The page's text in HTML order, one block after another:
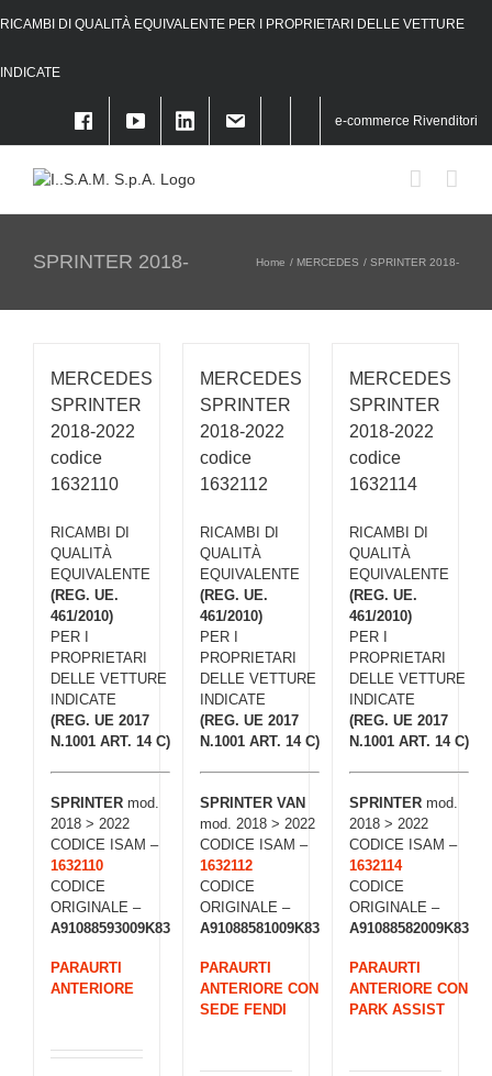
to
RICAMBI DI QUALITÀ EQUIVALENTE PER I PROPRIETARI DELLE VETTURE
INDICATE
e-commerce Rivenditori
SPRINTER 2018- Home MERCEDES SPRINTER 2018-
MERCEDES
SPRINTER
2018-2022
codice
1632110
RICAMBI DI
QUALITÀ
EQUIVALENTE
(REG. UE.
461/2010)
PER I
PROPRIETARI
DELLE VETTURE
INDICATE
(REG. UE 2017
N.1001 ART. 14 C)
SPRINTER mod.
2018 > 2022
CODICE ISAM –
1632110
CODICE
ORIGINALE –
A91088593009K83
PARAURTI
ANTERIORE
MERCEDES
SPRINTER
2018-2022
codice
1632112
RICAMBI DI
QUALITÀ
EQUIVALENTE
(REG. UE.
461/2010)
PER I
PROPRIETARI
DELLE VETTURE
INDICATE
(REG. UE 2017
N.1001 ART. 14 C)
SPRINTER VAN
mod. 2018 > 2022
CODICE ISAM –
1632112
CODICE
ORIGINALE –
A91088581009K83
PARAURTI
ANTERIORE CON
SEDE FENDI
MERCEDES
SPRINTER
2018-2022
codice
1632114
RICAMBI DI
QUALITÀ
EQUIVALENTE
(REG. UE.
461/2010)
PER I
PROPRIETARI
DELLE VETTURE
INDICATE
(REG. UE 2017
N.1001 ART. 14 C)
SPRINTER mod.
2018 > 2022
CODICE ISAM –
1632114
CODICE
ORIGINALE –
A91088582009K83
PARAURTI
ANTERIORE CON
PARK ASSIST